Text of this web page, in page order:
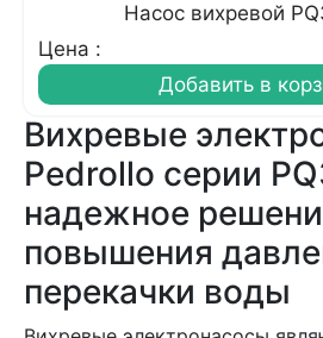
Насос вихревой
Цена :
Добавить в
Вихревые
Pedrollo серии
надежное
повышения
перекачки воды